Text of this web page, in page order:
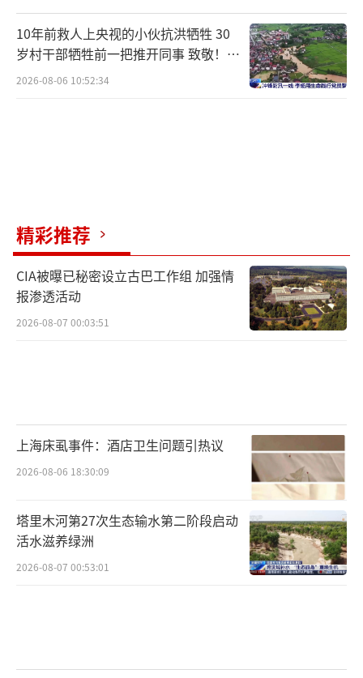
比。徐鹏远摄
农户正在整齐划一的田垄间移栽葱苗。人民网
记者 时岩摄
农户正在整齐划一的田垄间移栽葱苗。人民网
10年前救人上央视的小伙抗洪牺牲 30
岁村干部牺牲前一把推开同事 致敬！送
别！
2026-08-06 10:52:34
精彩推荐
CIA被曝已秘密设立古巴工作组 加强情
报渗透活动
2026-08-07 00:03:51
上海床虱事件：酒店卫生问题引热议
2026-08-06 18:30:09
塔里木河第27次生态输水第二阶段启动
活水滋养绿洲
2026-08-07 00:53:01